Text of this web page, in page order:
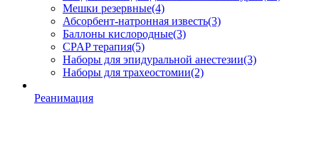
Мешки резервные(4)
Абсорбент-натронная известь(3)
Баллоны кислородные(3)
CPAP терапия(5)
Наборы для эпидуральной анестезии(3)
Наборы для трахеостомии(2)
Реанимация